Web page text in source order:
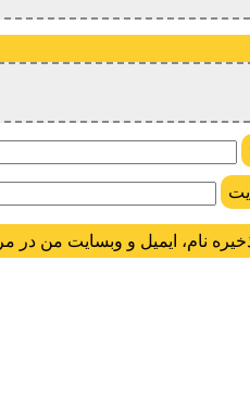
نام، ایمیل و وبسایت من در